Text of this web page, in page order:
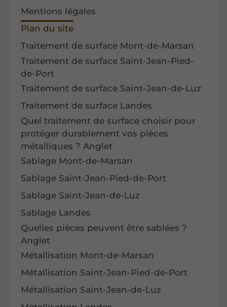
Mentions légales
Plan du site
Traitement de surface Mont-de-Marsan
Traitement de surface Saint-Jean-Pied-
de-Port
Traitement de surface Saint-Jean-de-Luz
Traitement de surface Landes
Quel traitement de surface choisir pour
protéger durablement vos pièces
métalliques ? Anglet
Sablage Mont-de-Marsan
Sablage Saint-Jean-Pied-de-Port
Sablage Saint-Jean-de-Luz
Sablage Landes
Quelles pièces peuvent être sablées ?
Anglet
Métallisation Mont-de-Marsan
Métallisation Saint-Jean-Pied-de-Port
Métallisation Saint-Jean-de-Luz